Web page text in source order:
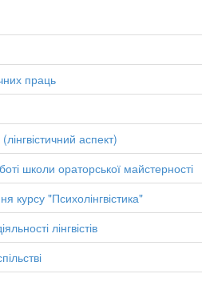
праць
аспект)
школи ораторської майстерності
курсу "Психолінгвістика"
лінгвістів